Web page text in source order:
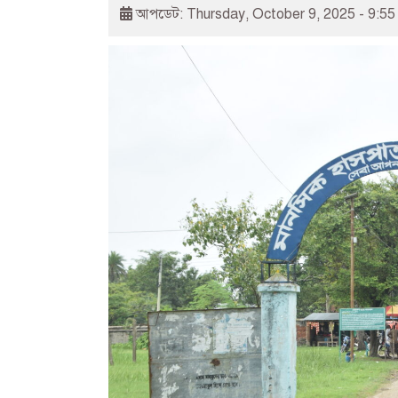
আপডেট: Thursday, October 9, 2025 - 9:55